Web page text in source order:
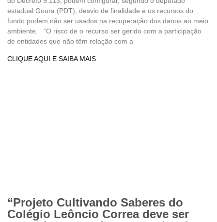
estadual Goura (PDT), desvio de finalidade e os recursos do
fundo podem não ser usados na recuperação dos danos ao meio
ambiente. “O risco de o recurso ser gerido com a participação
de entidades que não têm relação com a
CLIQUE AQUI E SAIBA MAIS
“Projeto Cultivando Saberes do
Colégio Leôncio Correa deve ser